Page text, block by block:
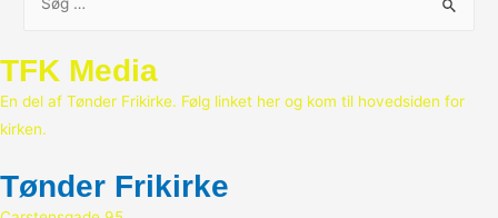
e
f
t
r
TFK Media
En del af Tønder Frikirke. Følg linket her og kom til hovedsiden for
kirken.
Tønder Frikirke